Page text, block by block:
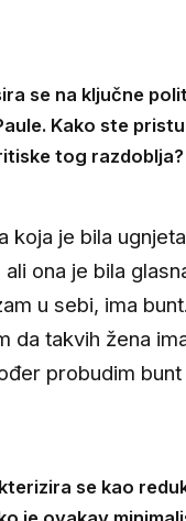
se na ključne
Kako ste
tog razdoblja?
koja je bila
ona je bila
u sebi, ima
da takvih žena
probudim
se kao